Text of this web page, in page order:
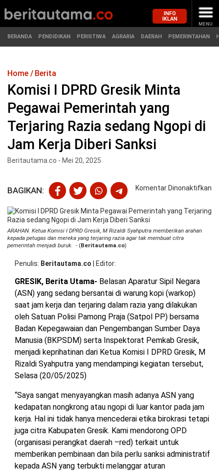
MASUK
BERANDA
PERISTIWA
PENDIDIKAN
HUKUM
BERITABARU.CO
KABARBARU.CO
SERIKATNEWS.COM
PEWARTANUSANTARA.COM
LANGGAR.CO
JOBNAS.COM
SURAU.CO
REDAKSI
TENTANG
KAMI
KERJASAMA
PEDOMAN
MEDIA
CYBER
INFO
IKLAN
MENU
BERANDA PENDIDIKAN PERISTIWA AGRARIA DAERAH PEMERINTAHAN
Home Berita
Komisi I DPRD Gresik Minta
Pegawai Pemerintah yang
Terjaring Razia sedang Ngopi di
Jam Kerja Diberi Sanksi
Beritautama.co - Mei 20, 2025
BAGIKAN: Komentar Dinonaktifkan
ARAHAN. Ketua Komisi I DPRD Gresik, M Rizaldi Syahputra memberikan arahan
kepada petugas dan mereka yang terjaring razia agar tak membuat citra
pemerintah menjadi buruk. - (Beritautama.co)
Penulis Beritautama.co Editor
GRESIK, Berita Utama- Belasan Aparatur Sipil Negara
(ASN) yang sedang bersantai di warung kopi (warkop)
saat jam kerja dan terjaring dalam razia yang dilakukan
oleh Satuan Polisi Pamong Praja (Satpol PP) bersama
Badan Kepegawaian dan Pengembangan Sumber Daya
Manusia (BKPSDM) serta Inspektorat Pemkab Gresik,
menjadi keprihatinan dari Ketua Komisi I DPRD Gresik, M
Rizaldi Syahputra yang mendampingi kegiatan tersebut,
Selasa (20/05/2025)
“Saya sangat menyayangkan masih adanya ASN yang
kedapatan nongkrong atau ngopi di luar kantor pada jam
kerja. Hal ini tidak hanya mencederai etika birokrasi tetapi
juga citra Kabupaten Gresik. Kami mendorong OPD
(organisasi perangkat daerah –red) terkait untuk
memberikan pembinaan dan bila perlu sanksi administratif
kepada ASN yang terbukti melanggar aturan